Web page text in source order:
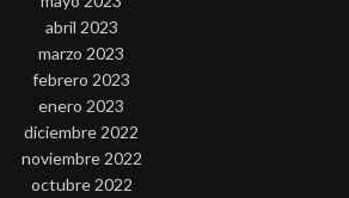
abril 2023
marzo 2023
febrero 2023
enero 2023
diciembre 2022
noviembre 2022
octubre 2022